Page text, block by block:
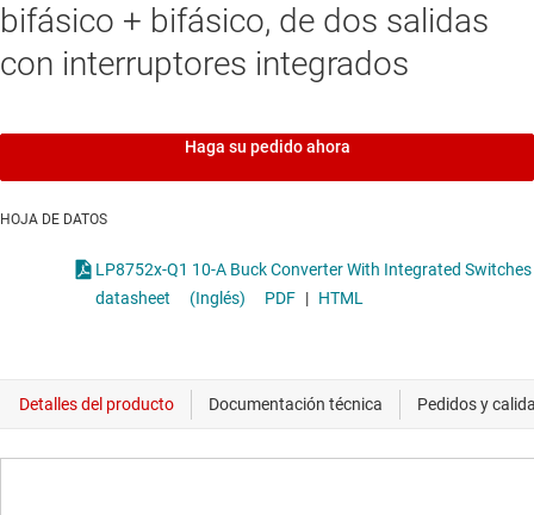
bifásico + bifásico, de dos salidas
con interruptores integrados
Haga su pedido ahora
HOJA DE DATOS
LP8752x-Q1 10-A Buck Converter With Integrated Switches
datasheet
(Inglés) PDF | HTML